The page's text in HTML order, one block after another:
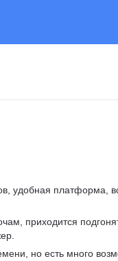
удобная платформа,
приходится
но есть много